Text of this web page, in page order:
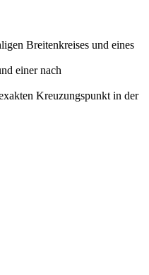
Breitenkreises und eines
einer nach
Kreuzungspunkt in der